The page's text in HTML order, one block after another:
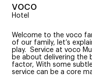
voco
Hotel
Welcome to the voco
of our family, let’s
play. Service at voco
be about delivering the
factor, With some
service can be a core